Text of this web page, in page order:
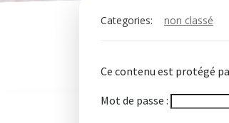
Categories: non classé
Ce contenu est protégé
Mot de passe :